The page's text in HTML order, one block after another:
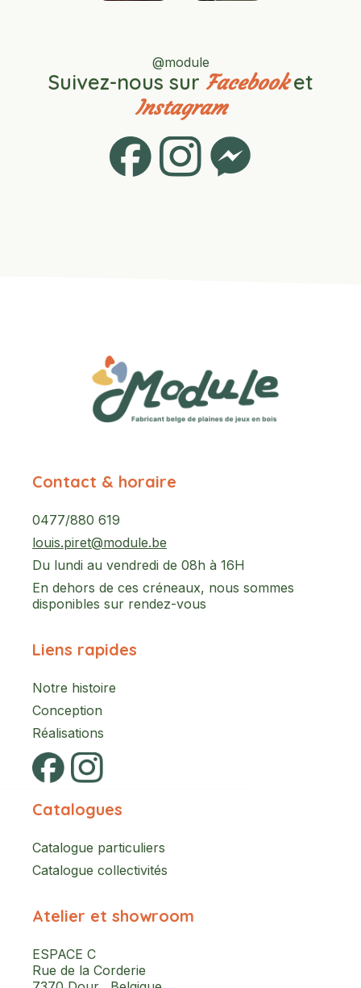
@module
Suivez-nous sur Facebooket
Instagram
Contact & horaire
0477/880 619
louis.piret@module.be
Du lundi au vendredi de 08h à 16H
En dehors de ces créneaux, nous sommes
disponibles sur rendez-vous
Liens rapides
Notre histoire
Conception
Réalisations
Catalogues
Catalogue particuliers
Catalogue collectivités
Atelier et showroom
ESPACE C
Rue de la Corderie